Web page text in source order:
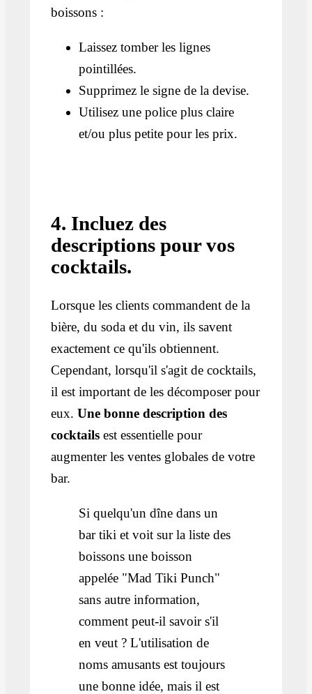
boissons :
Laissez tomber les lignes
pointillées.
Supprimez le signe de la devise.
Utilisez une police plus claire
et/ou plus petite pour les prix.
4. Incluez des
descriptions pour vos
cocktails.
Lorsque les clients commandent de la
bière, du soda et du vin, ils savent
exactement ce qu'ils obtiennent.
Cependant, lorsqu'il s'agit de cocktails,
il est important de les décomposer pour
eux.Une bonne description des
cocktails est essentielle pour
augmenter les ventes globales de votre
bar.
Si quelqu'un dîne dans un
bar tiki et voit sur la liste des
boissons une boisson
appelée "Mad Tiki Punch"
sans autre information,
comment peut-il savoir s'il
en veut ? L'utilisation de
noms amusants est toujours
une bonne idée, mais il est